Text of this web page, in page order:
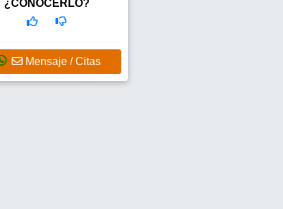
¿CONOCERLO?
Mensaje / Citas